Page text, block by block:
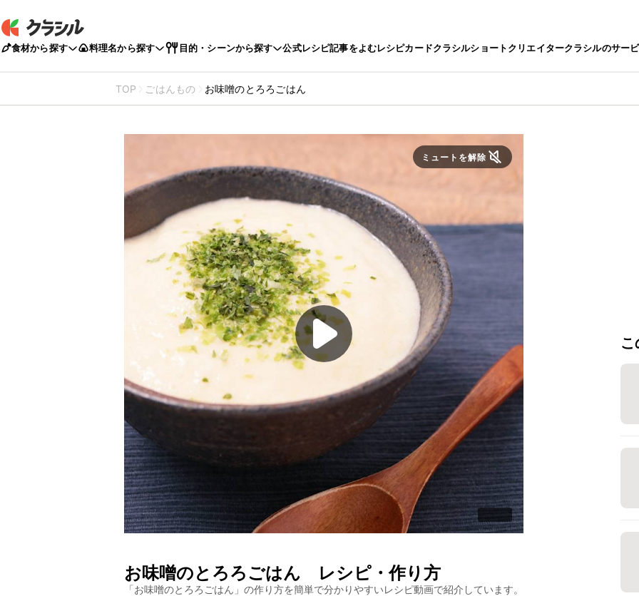
食材から探す 料理名から探す 目的・シーンから探す 公式レシピ記事をよむレシピカードクラシルショートクリエイタークラシルのサー
TOP ごはんもの お味噌のとろろごはん
ミュートを解除
お味噌のとろろごはん レシピ・作り方
「お味噌のとろろごはん 」の作り方を簡単で分かりやすいレシピ動画で紹介しています。